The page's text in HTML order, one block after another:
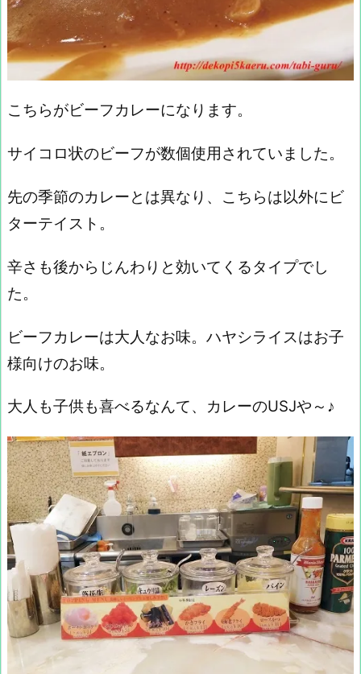
こちらがビーフカレーになります。
サイコロ状のビーフが数個使用されていました。
先の季節のカレーとは異なり、こちらは以外にビ
ターテイスト。
辛さも後からじんわりと効いてくるタイプでし
た。
ビーフカレーは大人なお味。ハヤシライスはお子
様向けのお味。
大人も子供も喜べるなんて、カレーのUSJや～♪